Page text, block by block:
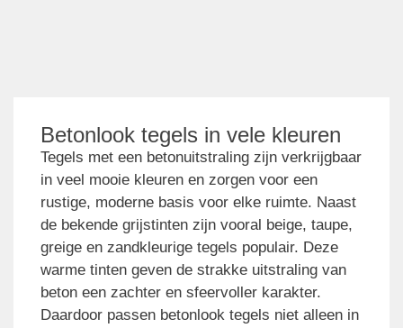
Betonlook tegels in vele kleuren
Tegels met een betonuitstraling zijn verkrijgbaar
in veel mooie kleuren en zorgen voor een
rustige, moderne basis voor elke ruimte. Naast
de bekende grijstinten zijn vooral beige, taupe,
greige en zandkleurige tegels populair. Deze
warme tinten geven de strakke uitstraling van
beton een zachter en sfeervoller karakter.
Daardoor passen betonlook tegels niet alleen in